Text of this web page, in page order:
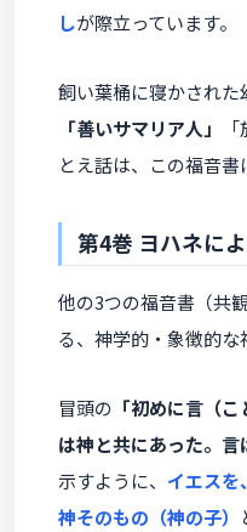
しが際立っています。
飼い葉桶に寝かされた
「善いサマリア人」
とえ話は、この福音書
第4巻 ヨハネに
他の3つの福音書（共
る、神学的・象徴的な
冒頭の 「初めに言（
は神と共にあった。言
示すように、 イエスを
神そのもの（神の子）